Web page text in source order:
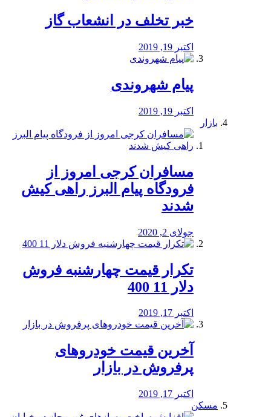
خبر تخلف در انشعاب گاز
اکتبر 19, 2019
پیام شهروندی
اکتبر 19, 2019
بازار
مسافران کرجی امروز از
فرودگاه پیام البرز راهی کیش
شدند
جولای 2, 2020
تکرار قیمت چهارشنبه فروش
دلار 11 400
اکتبر 17, 2019
آخرین قیمت خودرو‌های
پرفروش در بازار
اکتبر 17, 2019
مسکن